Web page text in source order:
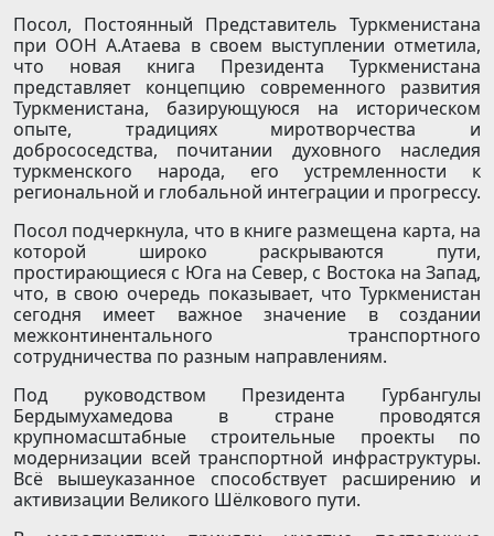
Посол, Постоянный Представитель Туркменистана
при ООН А.Атаева в своем выступлении отметила,
что новая книга Президента Туркменистана
представляет концепцию современного развития
Туркменистана, базирующуюся на историческом
опыте, традициях миротворчества и
добрососедства, почитании духовного наследия
туркменского народа, его устремленности к
региональной и глобальной интеграции и прогрессу.
Посол подчеркнула, что в книге размещена карта, на
которой широко раскрываются пути,
простирающиеся с Юга на Север, с Востока на Запад,
что, в свою очередь показывает, что Туркменистан
сегодня имеет важное значение в создании
межконтинентального транспортного
сотрудничества по разным направлениям.
Под руководством Президента Гурбангулы
Бердымухамедова в стране проводятся
крупномасштабные строительные проекты по
модернизации всей транспортной инфраструктуры.
Всё вышеуказанное способствует расширению и
активизации Великого Шёлкового пути.